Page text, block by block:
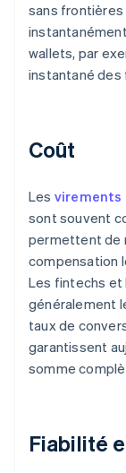
sans frontières
wallets, par
instantané des
Coût
Les virements
sont souvent
permettent de
compensation
Les fintechs et
généralement
taux de
garantissent
somme
Fiabilité